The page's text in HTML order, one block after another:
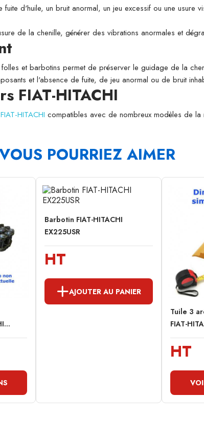
d'huile, un bruit anormal, un jeu excessif ou une
de la chenille, générer des vibrations anormales et
et barbotins permet de préserver le guidage de la
et l'absence de fuite, de jeu anormal ou de bruit
FIAT-HITACHI
HITACHI compatibles avec de nombreux modèles de la
POURRIEZ AIMER
Barbotin FIAT-HITACHI
EX225USR
HT
AJOUTER AU PANIER
Tuile 3
FIAT-
HT